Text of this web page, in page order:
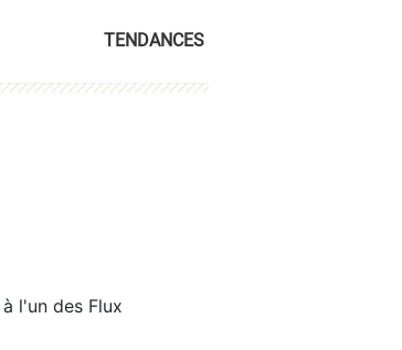
TENDANCES
l'un des Flux